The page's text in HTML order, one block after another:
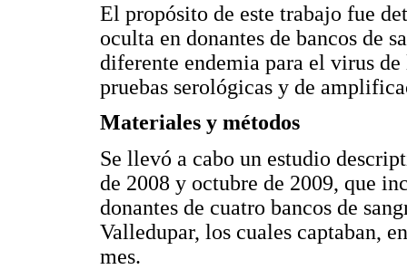
El propósito de este trabajo fue
oculta en donantes de bancos de
diferente endemia para el virus
pruebas serológicas y de
Materiales y métodos
Se llevó a cabo un estudio
de 2008 y octubre de 2009, que
donantes de cuatro bancos de
Valledupar, los cuales captaban,
mes.